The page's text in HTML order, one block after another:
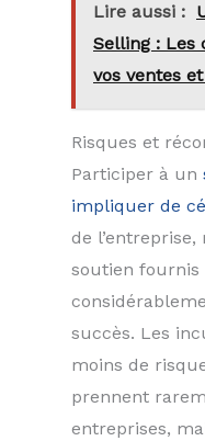
Lire aussi :
Selling : Les
vos ventes
Risques et
Participer à un
impliquer de
de
soutien
succès. Les
moins de
prennent
entreprises,